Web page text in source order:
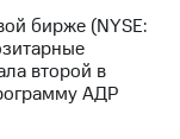
бирже (NYSE:
второй в
АДР